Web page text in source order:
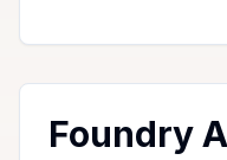
Foundry